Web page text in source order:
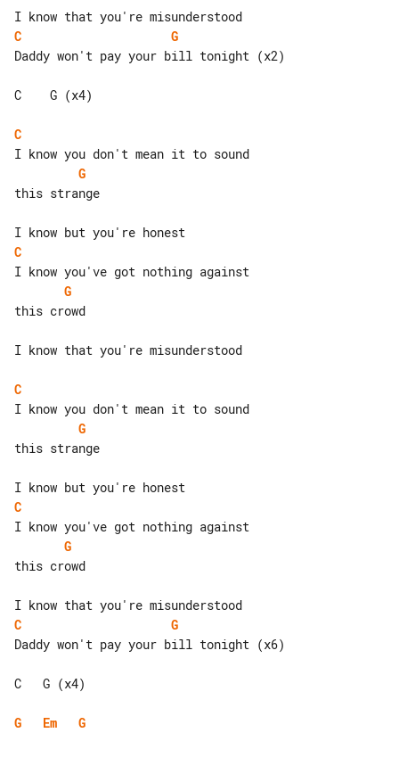
C
G
Daddy won't pay your bill tonight (x2)
C    G (x4)
C
G
this strange
C
G
this crowd
I know that you're misunderstood
C
G
this strange
C
G
this crowd
C
G
Daddy won't pay your bill tonight (x6)
C   G (x4)
G Em G